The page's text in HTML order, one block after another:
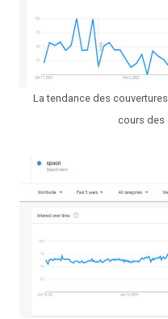
La tendance des
cours des